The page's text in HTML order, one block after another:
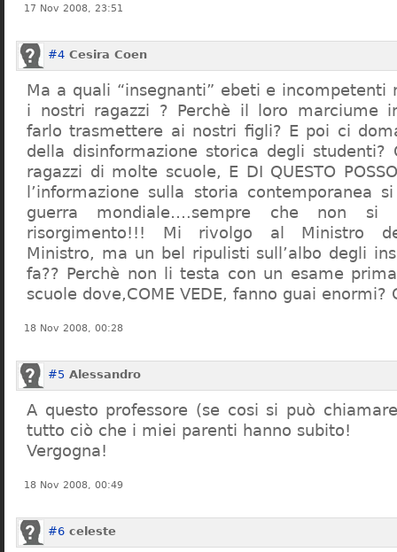
17 Nov 2008, 23:51
#4 Cesira Coen
Ma a quali “insegnanti” ebeti e
i nostri ragazzi ? Perchè il loro marciume
farlo trasmettere ai nostri figli? E poi ci
della disinformazione storica degli
ragazzi di molte scuole, E DI QUESTO POSSO
l’informazione sulla storia contemporanea
guerra mondiale….sempre che non
risorgimento!!! Mi rivolgo al Ministro
Ministro, ma un bel ripulisti sull’albo degli
fa?? Perchè non li testa con un esame
scuole dove,COME VEDE, fanno guai enormi?
18 Nov 2008, 00:28
#5 Alessandro
A questo professore (se cosi si può
tutto ciò che i miei parenti hanno subito!
Vergogna!
18 Nov 2008, 00:49
#6 celeste